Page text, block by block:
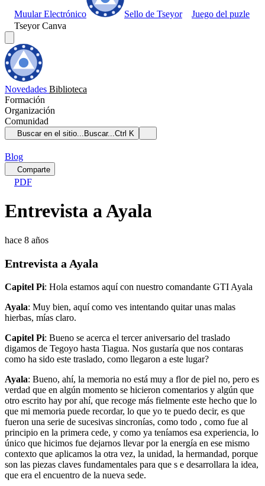
Muular Electrónico Sello de Tseyor
Juego del puzle
Tseyor Canva
Novedades Biblioteca
Formación
Organización
Comunidad
Buscar en el sitio... Buscar...Ctrl K
Blog
Comparte
PDF
Entrevista a Ayala
hace 8 años
Entrevista a Ayala
Capitel Pi: Hola estamos aquí con nuestro comandante GTI Ayala
Ayala: Muy bien, aquí como ves intentando quitar unas malas
hierbas, mías claro.
Capitel Pi: Bueno se acerca el tercer aniversario del traslado
digamos de Tegoyo hasta Tiagua. Nos gustaría que nos contaras
como ha sido este traslado, como llegaron a este lugar?
Ayala: Bueno, ahí, la memoria no está muy a flor de piel no, pero es
verdad que en algún momento se hicieron comentarios y algún que
otro escrito hay por ahí, que recoge más fielmente este hecho que lo
que mi memoria puede recordar, lo que yo te puedo decir, es que
fueron una serie de sucesivas sincronías, como todo , como fue al
principio en la primera cede, y como ya teníamos esa experiencia, lo
único que hicimos fue dejarnos llevar por la energía en ese mismo
contexto que aplicamos la otra vez, la unidad, la hermandad, porque
son las piezas claves fundamentales para que s e desarrollara la idea,
que era el encuentro de la nueva sede.